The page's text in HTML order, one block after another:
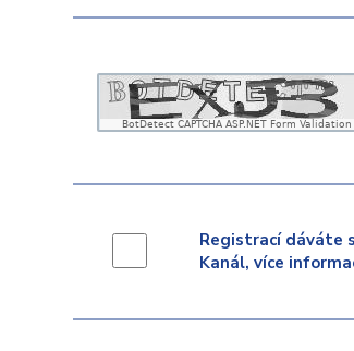
BotDetect CAPTCHA ASP.NET Form Validation
Registrací dáváte
Kanál, více